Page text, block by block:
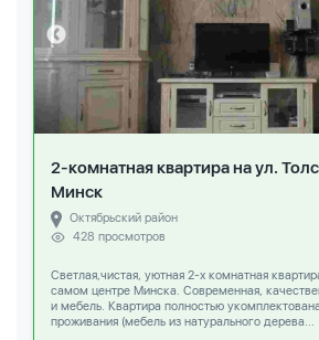
2-комнатная квартира на ул.
Минск
Октябрьский район
428 просмотров
Светлая,чистая, уютная 2-х комнатная
самом центре Минска. Современная,
и мебель. Квартира полностью
проживания (мебель из натурального дерева...